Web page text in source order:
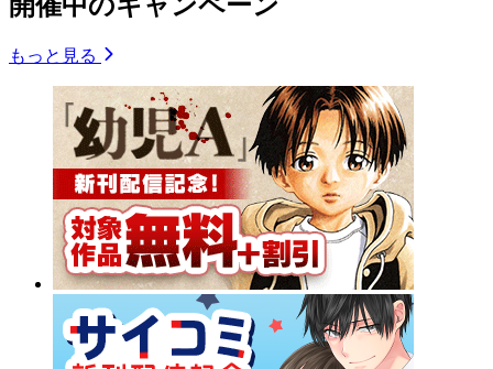
開催中のキャンペーン
もっと見る